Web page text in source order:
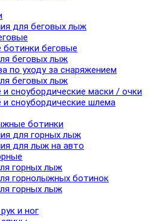
для беговых лыж
беговые
беговых лыж
по уходу за снаряжением
беговых лыж
сноубордические маски / очки
сноубордические шлема
ботинки
для горных лыж
для лыж на авто
горных лыж
горнолыжных ботинок
горных лыж
и ног